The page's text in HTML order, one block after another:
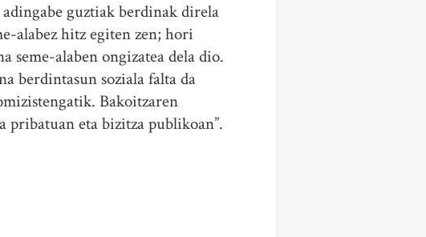
guztiak berdinak direla
alabez hitz egiten zen; hori
seme-alaben ongizatea dela dio.
berdintasun soziala falta da
Bakoitzaren
pribatuan eta bizitza publikoan”.